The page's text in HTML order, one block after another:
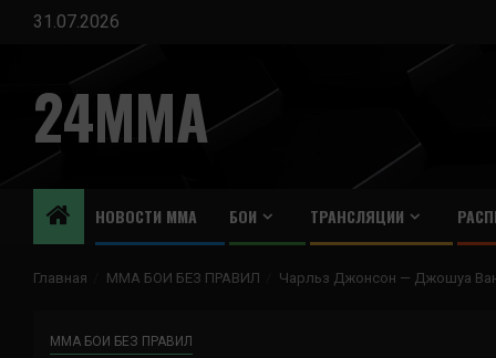
Перейти
содержимому
31.07.2026
24MMA
НОВОСТИ ММА БОИ ТРАНСЛЯЦИИ
Главная ММА БОИ БЕЗ ПРАВИЛ Чарльз Джонсон — Джошуа
ММА БОИ БЕЗ ПРАВИЛ